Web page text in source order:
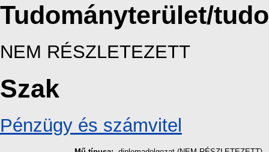
Tudományterület/
NEM RÉSZLETEZETT
Szak
Pénzügy és számvitel